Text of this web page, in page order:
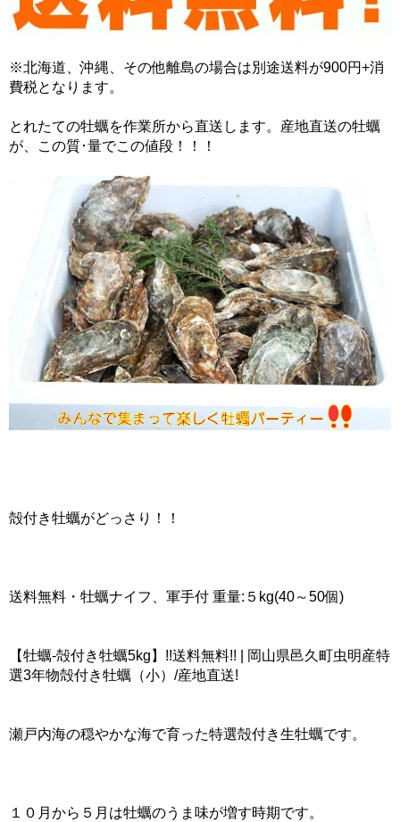
※北海道、沖縄、その他離島の場合は別途送料が900円+消
費税となります。
とれたての牡蠣を作業所から直送します。産地直送の牡蠣
が、この質･量でこの値段！！！
殻付き牡蠣がどっさり！！
送料無料・牡蠣ナイフ、軍手付 重量:５kg(40～50個)
【牡蠣-殻付き牡蠣5kg】!!送料無料!! | 岡山県邑久町虫明産特
選3年物殻付き牡蠣（小）/産地直送!
瀬戸内海の穏やかな海で育った特選殻付き生牡蠣です。
１０月から５月は牡蠣のうま味が増す時期です。